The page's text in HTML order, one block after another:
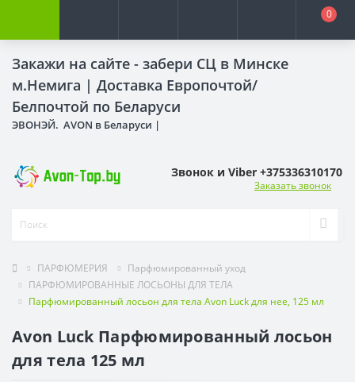
Закажи на сайте - забери СЦ в Минске
м.Немига | Доставка Европочтой/
Белпочтой по Беларуси
ЭВОНЭЙ. AVON в Беларуси |
0
Звонок и Viber +375336310170
Заказать звонок
ПАРФЮМЕРИЯ
Парфюмированный уход
ПАРФЮМИРОВАННЫЕ ЛОСЬОНЫ ДЛЯ ТЕЛА
Парфюмированный лосьон для тела Avon Luck для нее, 125 мл
Avon Luck Парфюмированный лосьон
для тела 125 мл